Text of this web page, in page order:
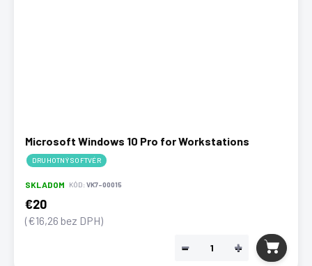
Microsoft Windows 10 Pro for Workstations
DRUHOTNÝ SOFTVÉR
SKLADOM KÓD: VK7-00015
€20
(€16,26 bez DPH)
+
−